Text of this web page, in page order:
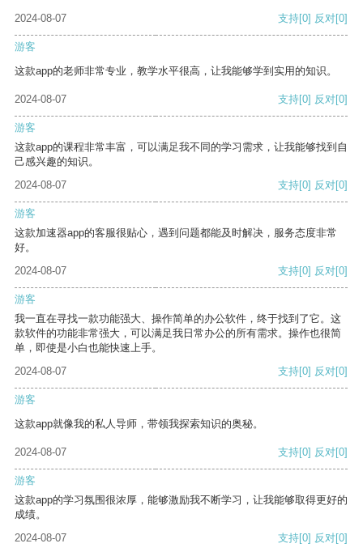
2024-08-07 支持[0] 反对[0]
游客
这款app的老师非常专业，教学水平很高，让我能够学到实用的知识。
2024-08-07 支持[0] 反对[0]
游客
这款app的课程非常丰富，可以满足我不同的学习需求，让我能够找到自
己感兴趣的知识。
2024-08-07
支持[0] 反对[0]
游客
这款加速器app的客服很贴心，遇到问题都能及时解决，服务态度非常
好。
2024-08-07
支持[0] 反对[0]
游客
我一直在寻找一款功能强大、操作简单的办公软件，终于找到了它。这
款软件的功能非常强大，可以满足我日常办公的所有需求。操作也很简
单，即使是小白也能快速上手。
2024-08-07
支持[0] 反对[0]
游客
这款app就像我的私人导师，带领我探索知识的奥秘。
2024-08-07 支持[0] 反对[0]
游客
这款app的学习氛围很浓厚，能够激励我不断学习，让我能够取得更好的
成绩。
2024-08-07
支持[0] 反对[0]